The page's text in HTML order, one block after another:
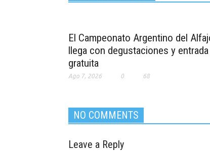
El Campeonato Argentino del
llega con degustaciones y entrada
gratuita
Ago 7, 2026 0 68
NO COMMENTS
Leave a Reply